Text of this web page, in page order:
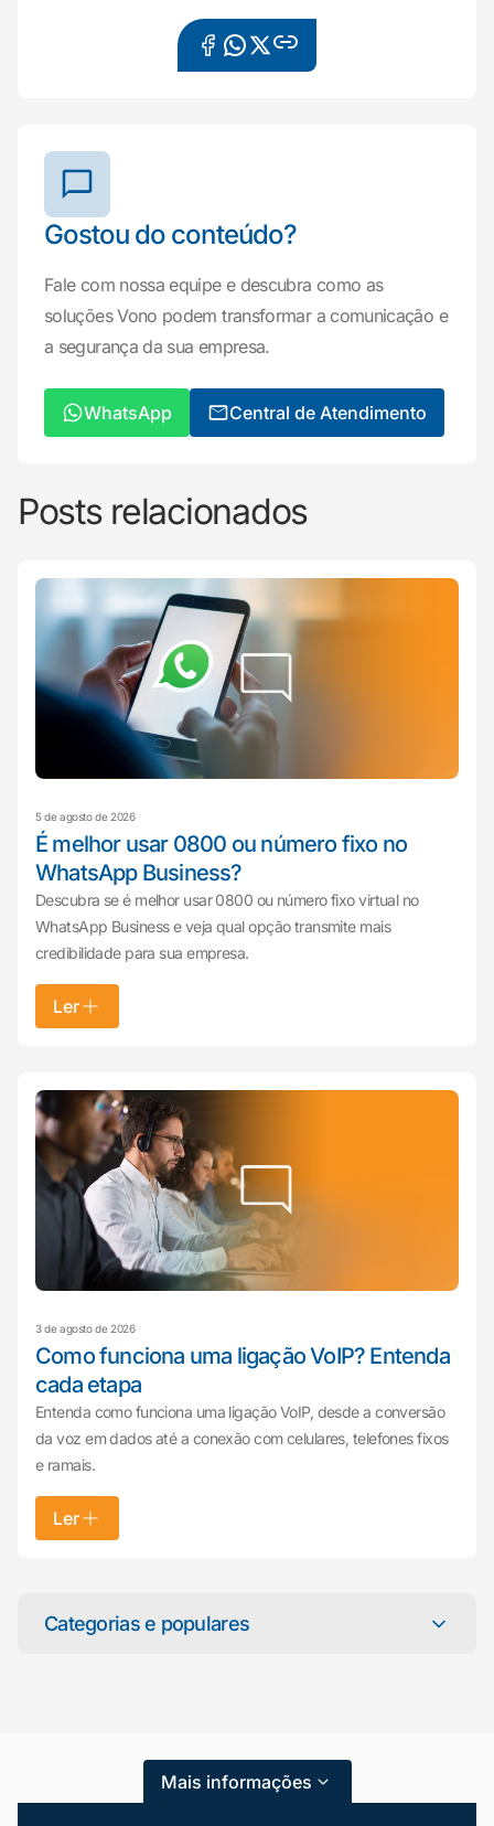
Gostou do conteúdo?
Fale com nossa equipe e descubra como as
soluções Vono podem transformar a comunicação e
a segurança da sua empresa.
WhatsApp Central de Atendimento
Posts relacionados
5 de agosto de 2026
É melhor usar 0800 ou número fixo no
WhatsApp Business?
Descubra se é melhor usar 0800 ou número fixo virtual no
WhatsApp Business e veja qual opção transmite mais
credibilidade para sua empresa.
Ler
3 de agosto de 2026
Como funciona uma ligação VoIP? Entenda
cada etapa
Entenda como funciona uma ligação VoIP, desde a conversão
da voz em dados até a conexão com celulares, telefones fixos
e ramais.
Ler
Categorias e populares
Atendimento ao Cliente
Blog
Mais informações
online agora